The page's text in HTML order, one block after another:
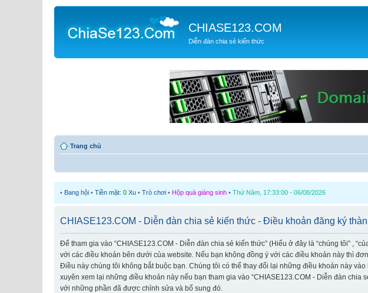
CHIASE123.COM
Diễn đàn chia sẻ kiến thức
Trang chủ
• Bang hội • Tiền mặt: 0 Xu • Trò chơi • Hộp quà giáng sinh • Thứ Năm, 17:33:00 - 06/08/2026
CHIASE123.COM - Diễn đàn chia sẻ kiến thức - Điều khoản đăng ký
Để tham gia vào “CHIASE123.COM - Diễn đàn chia sẻ kiến thức” (Hiểu ở đây là “chúng tôi” ,
với các điều khoản bên dưới của website. Nếu bạn không đồng ý với các điều khoản này thì
Điều này chúng tôi không bắt buộc bạn. Chúng tôi có thể thay đổi lại những điều khoản này
xuyên xem lại những điều khoản này nếu bạn tham gia vào “CHIASE123.COM - Diễn đàn
với những phần đã được chỉnh sửa và bổ sung đó.